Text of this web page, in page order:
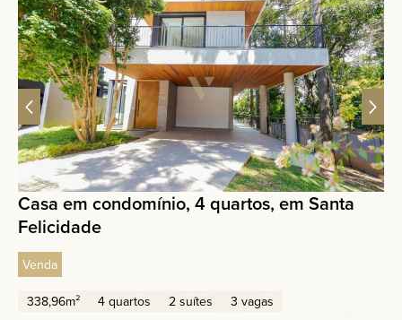
Casa em condomínio, 4 quartos, em Santa
Felicidade
Venda
338,96m² 4 quartos 2 suítes 3 vagas